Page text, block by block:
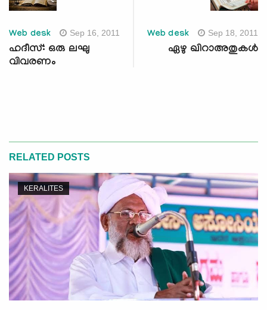
Web desk Sep 16, 2011
ഹദീസ്: ഒരു ലഘു
വിവരണം
Web desk Sep 18, 2011
ഏഴു ഖിറാഅതുകള്‍
RELATED POSTS
KERALITES